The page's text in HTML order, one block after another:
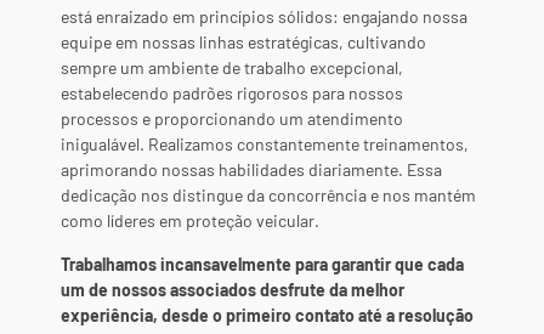
está enraizado em princípios sólidos: engajando nossa
equipe em nossas linhas estratégicas, cultivando
sempre um ambiente de trabalho excepcional,
estabelecendo padrões rigorosos para nossos
processos e proporcionando um atendimento
inigualável. Realizamos constantemente treinamentos,
aprimorando nossas habilidades diariamente. Essa
dedicação nos distingue da concorrência e nos mantém
como líderes em proteção veicular.
Trabalhamos incansavelmente para garantir que cada
um de nossos associados desfrute da melhor
experiência, desde o primeiro contato até a resolução